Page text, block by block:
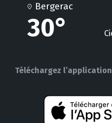
Bergerac
30°
Téléchargez l’application